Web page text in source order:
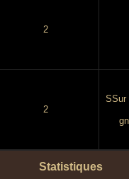
2
2
SSur
Statistiques